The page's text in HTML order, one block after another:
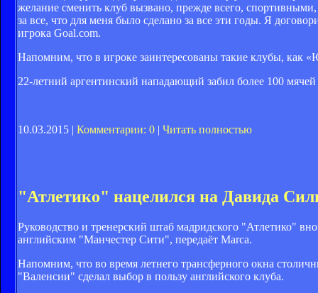
желание сменить клуб вызвано, прежде всего,
за все, что для меня было сделано за все эти годы. Я
игрока Goal.com.
Напомним, что в игроке заинтересованы такие клубы, как
22-летний аргентинский нападающий забил более 100
10.03.2015 | Комментарии: 0 | Читать полностью
"Атлетико" нацелился на Давида
Руководство и тренерский штаб мадридского "Атлетико"
английским "Манчестер Сити", передаёт Marca.
Напомним, что во время летнего трансферного окна
"Валенсии" сделал выбор в пользу английского клуба.